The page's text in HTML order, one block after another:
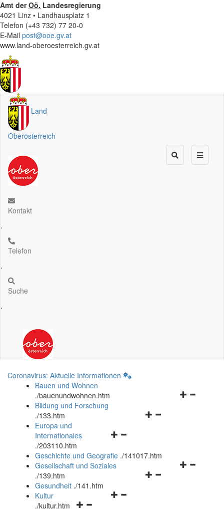
Amt derOö. Landesregierung
4021 Linz • Landhausplatz 1
Telefon (+43 732) 77 20-0
E-Mail post@ooe.gv.at
www.land-oberoesterreich.gv.at
Land
Oberösterreich
Kontakt
.
Telefon
.
Suche
.
Coronavirus: Aktuelle Informationen
Bauen und Wohnen
./bauenundwohnen.htm
Navigationsmenü
Bildung und Forschung
./133.htm
Navigationsmenü
und
schließen
Europa und
Internationales
./203110.htm
Geschichte und Geografie ./141017.htm
Navigationsmenü
Gesellschaft und Soziales
./139.htm
Navigationsmenü
Gesundheit ./141.htm
Navigationsmenü
Kultur
./kultur.htm